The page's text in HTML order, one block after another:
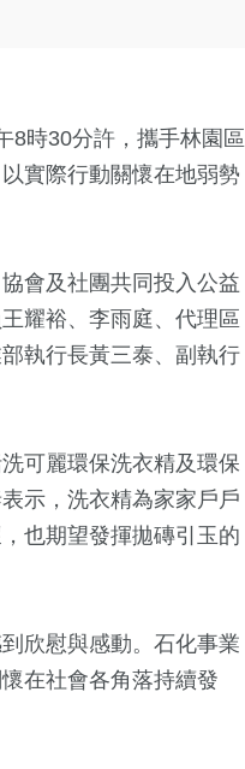
8時30分許，攜手林園區
實際行動關懷在地弱勢
會及社團共同投入公益
耀裕、李雨庭、代理區
執行長黃三泰、副執行
可麗環保洗衣精及環保
示，洗衣精為家家戶戶
也期望發揮拋磚引玉的
欣慰與感動。石化事業
在社會各角落持續發